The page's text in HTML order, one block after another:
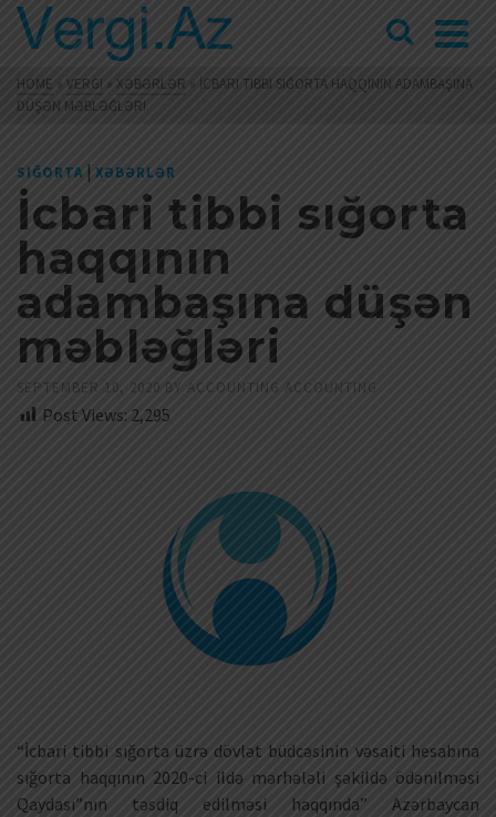
HOME » VERGI » XƏBƏRLƏR » İCBARI TIBBI SIĞORTA HAQQININ ADAMBAŞINA
DÜŞƏN MƏBLƏĞLƏRI
SIĞORTA | XƏBƏRLƏR
İcbari tibbi sığorta
haqqının
adambaşına düşən
məbləğləri
SEPTEMBER 10, 2020 BY ACCOUNTING ACCOUNTING
Post Views: 2,295
“İcbari tibbi sığorta üzrə dövlət büdcəsinin vəsaiti hesabına
sığorta haqqının 2020-ci ildə mərhələli şəkildə ödənilməsi
Qaydası”nın təsdiq edilməsi haqqında” Azərbaycan